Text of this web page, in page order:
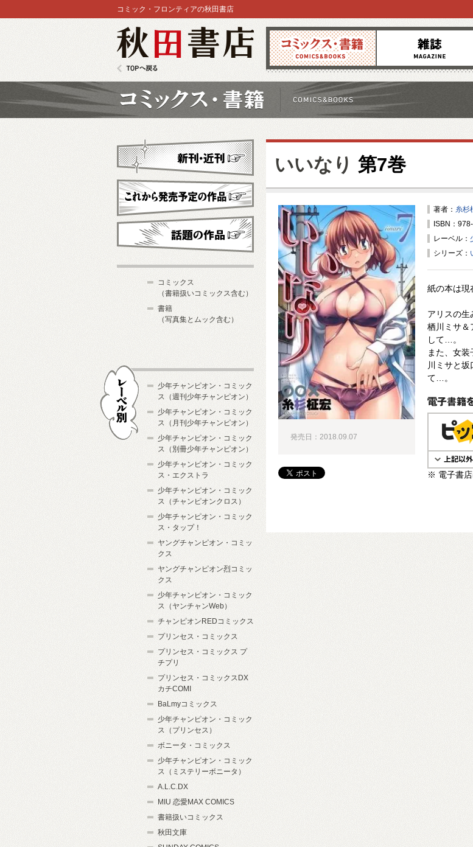
コミックス 雑誌
コミック・フロンティアの秋田書店
いいなり 第7巻
著者： 糸杉
ISBN：
レーベル：
シリーズ：
紙の本は現
アリスの生
栖川ミサ＆
して…。
また、女
川ミサと
て…。
電子書籍で購
※ 電子書店
発売日：2018.09.07
新刊・近刊
これから発売予定
コミックス
（書籍扱いコミックス含む）
書籍
（写真集とムック含む）
少年チャンピオン・コミック
ス（週刊少年チャンピオン）
少年チャンピオン・コミック
ス（月刊少年チャンピオン）
少年チャンピオン・コミック
ス（別冊少年チャンピオン）
少年チャンピオン・コミック
ス・エクストラ
少年チャンピオン・コミック
ス（チャンピオンクロス）
少年チャンピオン・コミック
ス・タップ！
ヤングチャンピオン・コミッ
クス
ヤングチャンピオン烈コミッ
クス
少年チャンピオン・コミック
ス（ヤンチャンWeb）
チャンピオンREDコミックス
プリンセス・コミックス
プリンセス・コミックス プ
チプリ
プリンセス・コミックスDX
カチCOMI
BaLmyコミックス
少年チャンピオン・コミック
ス（プリンセス）
ボニータ・コミックス
少年チャンピオン・コミック
ス（ミステリーボニータ）
A.L.C.DX
MIU 恋愛MAX COMICS
書籍扱いコミックス
秋田文庫